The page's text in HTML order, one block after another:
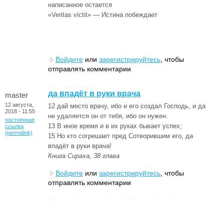
написанное остается
«Veritas victit» — Истина побеждает
Войдите или зарегистрируйтесь , чтобы
отправлять комментарии
master
12 августа,
2018 - 11:55
постоянная
ссылка
(permalink)
да впадёт в руки врача
12 дай место врачу, ибо и его создал Господь, и да
не удаляется он от тебя, ибо он нужен.
13 В иное время и в их руках бывает успех;
15 Но кто согрешает пред Сотворившим его, да
впадёт в руки врача!
Книга Сираха, 38 глава
Войдите или зарегистрируйтесь , чтобы
отправлять комментарии